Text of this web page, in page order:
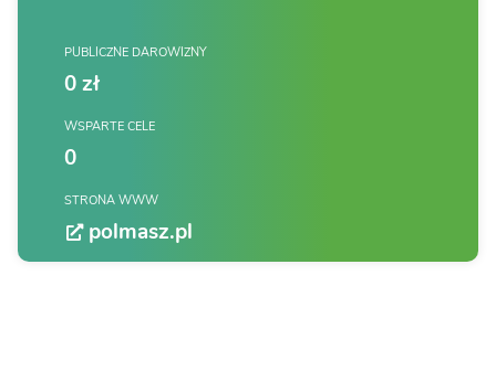
PUBLICZNE DAROWIZNY
0 zł
WSPARTE CELE
0
STRONA WWW
polmasz.pl